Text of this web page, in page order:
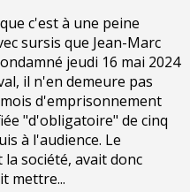
c'est à une peine
sursis que Jean-Marc
jeudi 16 mai 2024
il n'en demeure pas
d'emprisonnement
"d'obligatoire" de cinq
à l'audience. Le
société, avait donc
mettre...